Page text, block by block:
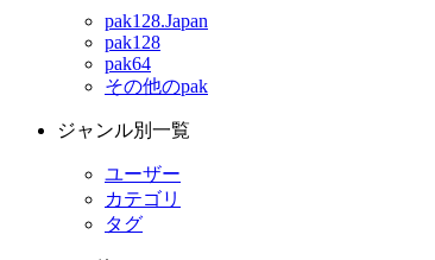
pak128.Japan
pak128
pak64
その他のpak
ジャンル別一覧
ユーザー
カテゴリ
タグ